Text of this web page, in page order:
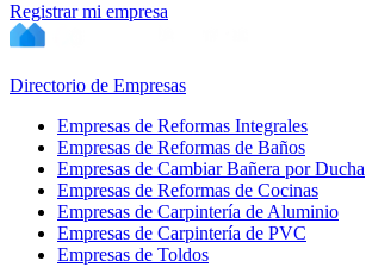
Registrar mi empresa
Directorio de Empresas
Empresas de Reformas Integrales
Empresas de Reformas de Baños
Empresas de Cambiar Bañera por Ducha
Empresas de Reformas de Cocinas
Empresas de Carpintería de Aluminio
Empresas de Carpintería de PVC
Empresas de Toldos